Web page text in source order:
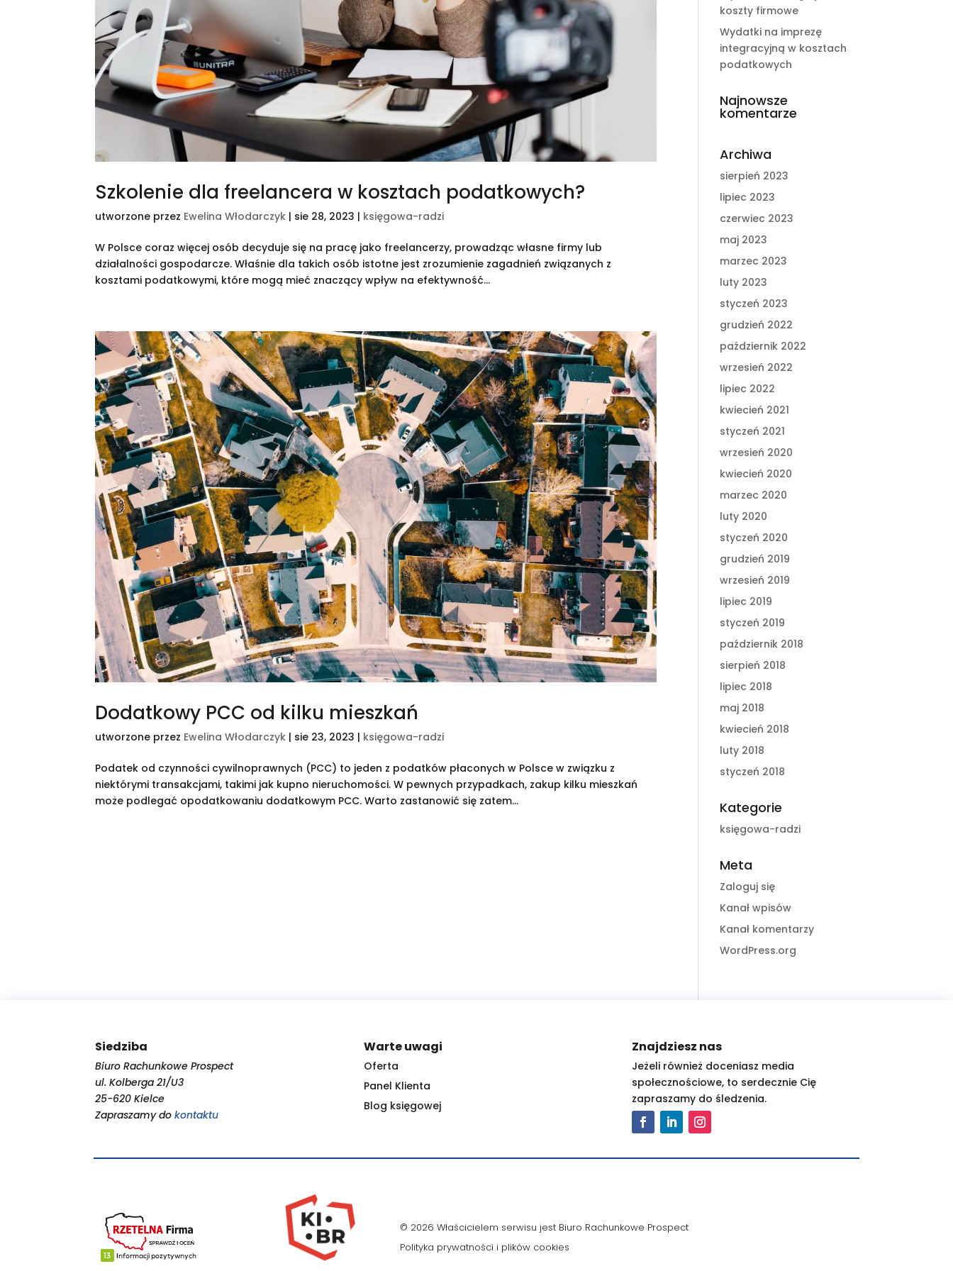
Szkolenie dla freelancera w kosztach podatkowych?
utworzone przez Ewelina Włodarczyk | sie 28, 2023 | księgowa-radzi
W Polsce coraz więcej osób decyduje się na pracę jako freelancerzy, prowadząc własne firmy lub
działalności gospodarcze. Właśnie dla takich osób istotne jest zrozumienie zagadnień związanych z
kosztami podatkowymi, które mogą mieć znaczący wpływ na efektywność...
Dodatkowy PCC od kilku mieszkań
utworzone przez Ewelina Włodarczyk | sie 23, 2023 | księgowa-radzi
Podatek od czynności cywilnoprawnych (PCC) to jeden z podatków płaconych w Polsce w związku z
niektórymi transakcjami, takimi jak kupno nieruchomości. W pewnych przypadkach, zakup kilku mieszkań
może podlegać opodatkowaniu dodatkowym PCC. Warto zastanowić się zatem...
koszty firmowe
Wydatki na imprezę
integracyjną w kosztach
podatkowych
Najnowsze
komentarze
Archiwa
sierpień 2023
lipiec 2023
czerwiec 2023
maj 2023
marzec 2023
luty 2023
styczeń 2023
grudzień 2022
październik 2022
wrzesień 2022
lipiec 2022
kwiecień 2021
styczeń 2021
wrzesień 2020
kwiecień 2020
marzec 2020
luty 2020
styczeń 2020
grudzień 2019
wrzesień 2019
lipiec 2019
styczeń 2019
październik 2018
sierpień 2018
lipiec 2018
maj 2018
kwiecień 2018
luty 2018
styczeń 2018
Kategorie
księgowa-radzi
Meta
Zaloguj się
Kanał wpisów
Kanał komentarzy
WordPress.org
Siedziba
Biuro Rachunkowe Prospect
ul. Kolberga 21/U3
25-620 Kielce
Zapraszamy dokontaktu
Warte uwagi
Oferta
Panel Klienta
Blog księgowej
Znajdziesz nas
Jeżeli również doceniasz media
społecznościowe, to serdecznie Cię
zapraszamy do śledzenia.
© 2026 Właścicielem serwisu jest Biuro Rachunkowe Prospect
Polityka prywatności i plików cookies